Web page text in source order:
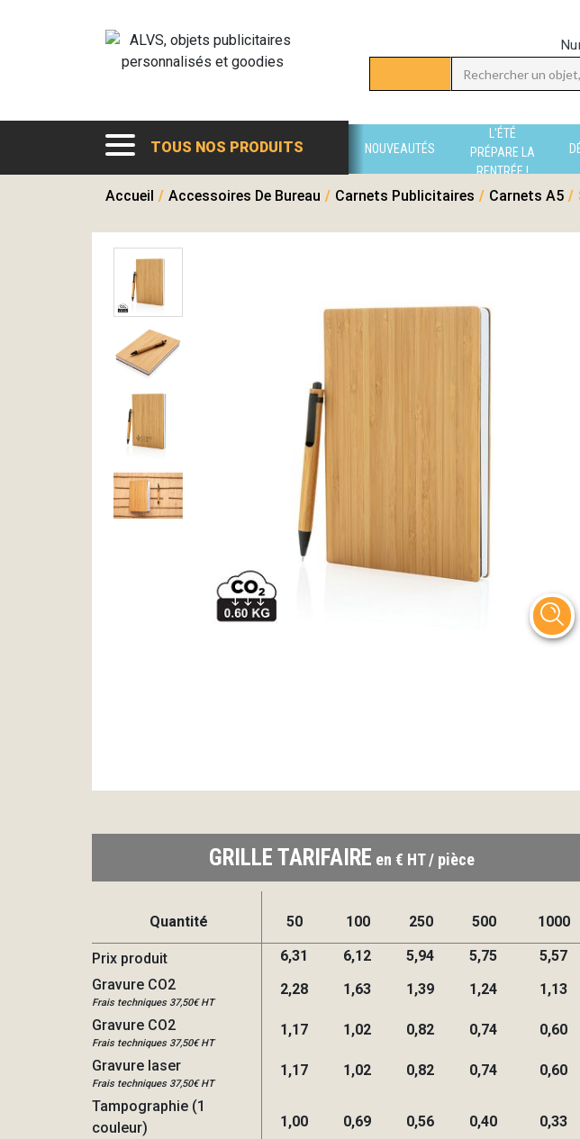
TOUS NOS PRODUITS NOUVEAUTÉS
L'ÉTÉ
PRÉPARE LA
RENTRÉE !
Accueil / Accessoires De Bureau / Carnets Publicitaires / Carnets A5 /
GRILLE TARIFAIRE en € HT / pièce
Quantité 50 100 250 500 1000
Prix produit 6,31 6,12 5,94 5,75
5,57
Gravure CO2
Frais techniques 37,50€ HT
2,28 1,63 1,39 1,24 1,13
Gravure CO2
Frais techniques 37,50€ HT
1,17 1,02 0,82 0,74 0,60
Gravure laser
Frais techniques 37,50€ HT
1,17 1,02 0,82 0,74 0,60
Tampographie (1
couleur)
1,00 0,69 0,56 0,40 0,33